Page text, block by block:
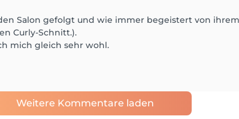
Salon gefolgt und wie immer begeistert von ihrem
Curly-Schnitt.).
mich gleich sehr wohl.
Weitere Kommentare laden